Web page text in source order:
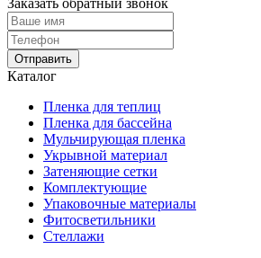
Отправить
Каталог
Пленка для теплиц
Пленка для бассейна
Мульчирующая пленка
Укрывной материал
Затеняющие сетки
Комплектующие
Упаковочные материалы
Фитосветильники
Стеллажи